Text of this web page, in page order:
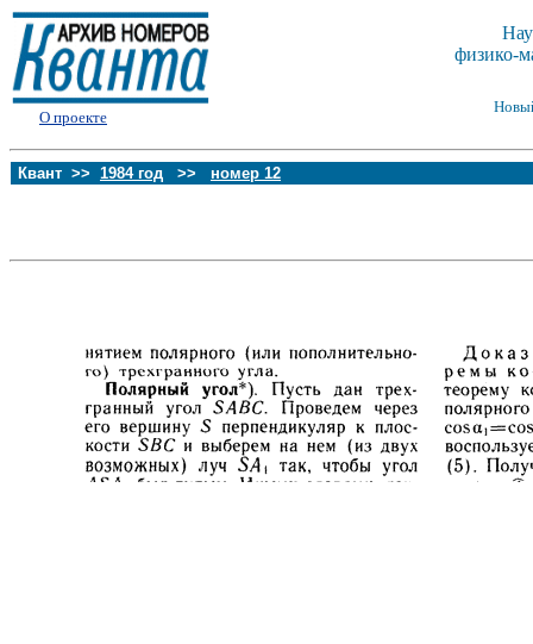
О проекте
физико-
Квант >> 1984 год >> номер 12